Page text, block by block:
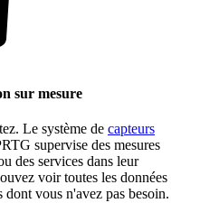
sur mesure
Le système de capteurs
supervise des mesures
des services dans leur
voir toutes les données
dont vous n'avez pas besoin.